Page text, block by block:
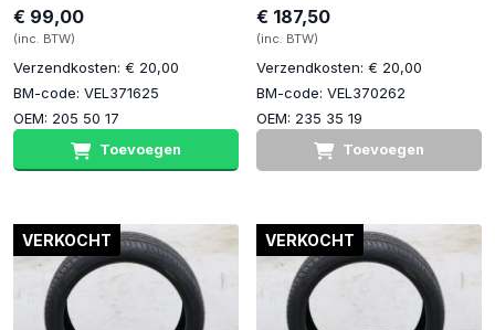
€ 99,00
(inc. BTW)
Verzendkosten: € 20,00
BM-code: VEL371625
OEM: 205 50 17
Toevoegen
€ 187,50
(inc. BTW)
Verzendkosten: € 20,00
BM-code: VEL370262
OEM: 235 35 19
Toevoegen
VERKOCHT VERKOCHT